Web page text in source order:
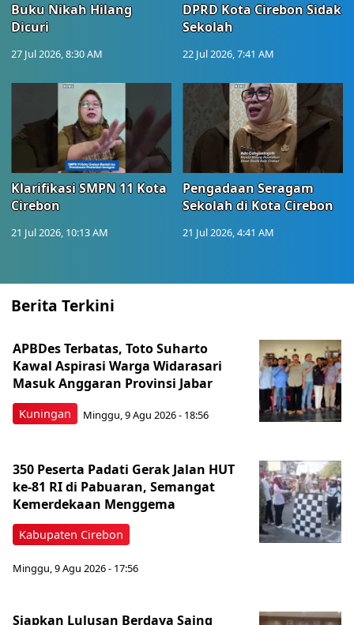
Buku Nikah Hilang
Dicuri
27 Jul 2026, 8:30 AM
DPRD Kota Cirebon Sidak
Sekolah
22 Jul 2026, 7:41 AM
Klarifikasi SMPN 11 Kota
Cirebon
21 Jul 2026, 10:13 AM
Pengadaan Seragam
Sekolah di Kota Cirebon
21 Jul 2026, 4:41 AM
Berita Terkini
Kuningan
APBDes Terbatas, Toto Suharto
Kawal Aspirasi Warga Widarasari
Masuk Anggaran Provinsi Jabar
Minggu, 9 Agu 2026 - 18:56
Kabupaten Cirebon
350 Peserta Padati Gerak Jalan HUT
ke-81 RI di Pabuaran, Semangat
Kemerdekaan Menggema
Minggu, 9 Agu 2026 - 17:56
Siapkan Lulusan Berdaya Saing